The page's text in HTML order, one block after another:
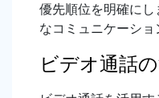
優先順位を明確に
なコミュニケーショ
ビデオ通話